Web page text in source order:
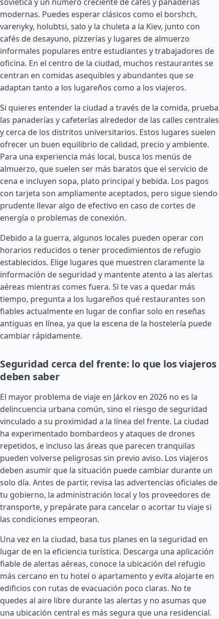
modernas. Puedes esperar clásicos como el borshch,
varenyky, holubtsi, salo y la chuleta a la Kiev, junto con
cafés de desayuno, pizzerías y lugares de almuerzo
informales populares entre estudiantes y trabajadores de
oficina. En el centro de la ciudad, muchos restaurantes se
centran en comidas asequibles y abundantes que se
adaptan tanto a los lugareños como a los viajeros.
Si quieres entender la ciudad a través de la comida, prueba
las panaderías y cafeterías alrededor de las calles centrales
y cerca de los distritos universitarios. Estos lugares suelen
ofrecer un buen equilibrio de calidad, precio y ambiente.
Para una experiencia más local, busca los menús de
almuerzo, que suelen ser más baratos que el servicio de
cena e incluyen sopa, plato principal y bebida. Los pagos
con tarjeta son ampliamente aceptados, pero sigue siendo
prudente llevar algo de efectivo en caso de cortes de
energía o problemas de conexión.
Debido a la guerra, algunos locales pueden operar con
horarios reducidos o tener procedimientos de refugio
establecidos. Elige lugares que muestren claramente la
información de seguridad y mantente atento a las alertas
aéreas mientras comes fuera. Si te vas a quedar más
tiempo, pregunta a los lugareños qué restaurantes son
fiables actualmente en lugar de confiar solo en reseñas
antiguas en línea, ya que la escena de la hostelería puede
cambiar rápidamente.
Seguridad cerca del frente: lo que los viajeros
deben saber
El mayor problema de viaje en Járkov en 2026 no es la
delincuencia urbana común, sino el riesgo de seguridad
vinculado a su proximidad a la línea del frente. La ciudad
ha experimentado bombardeos y ataques de drones
repetidos, e incluso las áreas que parecen tranquilas
pueden volverse peligrosas sin previo aviso. Los viajeros
deben asumir que la situación puede cambiar durante un
solo día. Antes de partir, revisa las advertencias oficiales de
tu gobierno, la administración local y los proveedores de
transporte, y prepárate para cancelar o acortar tu viaje si
las condiciones empeoran.
Una vez en la ciudad, basa tus planes en la seguridad en
lugar de en la eficiencia turística. Descarga una aplicación
fiable de alertas aéreas, conoce la ubicación del refugio
más cercano en tu hotel o apartamento y evita alojarte en
edificios con rutas de evacuación poco claras. No te
quedes al aire libre durante las alertas y no asumas que
una ubicación central es más segura que una residencial.